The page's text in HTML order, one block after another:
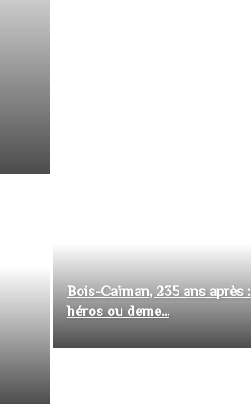
Bois-Caïman, 235 ans après
héros ou deme...